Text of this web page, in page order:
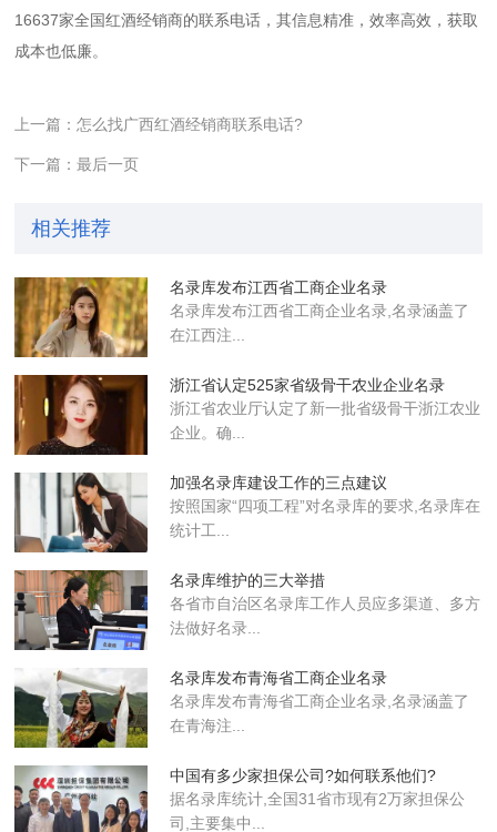
16637家全国红酒经销商的联系电话，其信息精准，效率高效，获取
成本也低廉。
上一篇：怎么找广西红酒经销商联系电话?
下一篇：最后一页
相关推荐
名录库发布江西省工商企业名录
名录库​发布江西省工商企业名录,名录涵盖了
在江西注...
浙江省认定525家省级骨干农业企业​名录
浙江省农业厅认定了新一批省级骨干浙江农业
企业​。确...
加强名录库建设工作的三点建议
按照国家“四项工程”对名录库的要求,名录库在
统计工...
名录库维护的三大举措
各省市自治区名录库工作人员应多渠道、多方
法做好名录...
名录库发布青海省工商企业名录
名录库​发布青海省工商企业名录,名录涵盖了
在青海注...
中国有多少家担保公司?如何联系他们?
据名录库统计,全国31省市现有2万家担保公
司,主要集中...